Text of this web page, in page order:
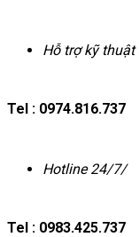
Hỗ trợ kỹ thuật
Tel : 0974.816.737
Hotline 24/7/
Tel : 0983.425.737